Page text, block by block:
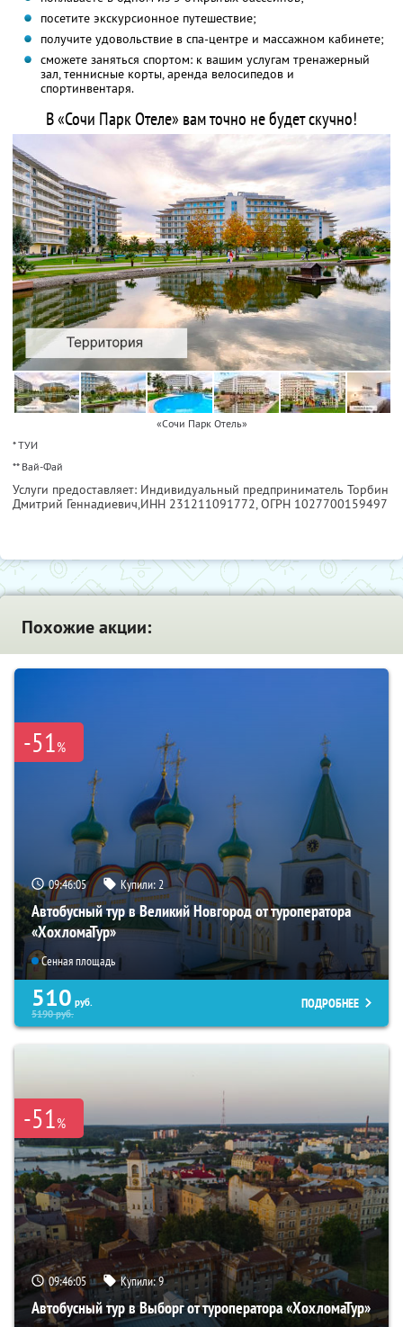
посетите экскурсионное путешествие;
получите удовольствие в спа-центре и массажном кабинете;
сможете заняться спортом: к вашим услугам тренажерный
зал, теннисные корты, аренда велосипедов и
спортинвентаря.
В «Сочи Парк Отеле» вам точно не будет скучно!
«Сочи Парк Отель»
* ТУИ
** Вай-Фай
Услуги предоставляет: Индивидуальный предприниматель Торбин
Дмитрий Геннадиевич,ИНН 231211091772, ОГРН 1027700159497
Похожие акции:
-51%
09:46:03 Купили:2
Автобусный тур в Великий Новгород от туроператора
«ХохломаТур»
Сенная площадь
510 руб.
5190руб.
ПОДРОБНЕЕ
-51%
09:46:03 Купили:9
Автобусный тур в Выборг от туроператора «ХохломаТур»